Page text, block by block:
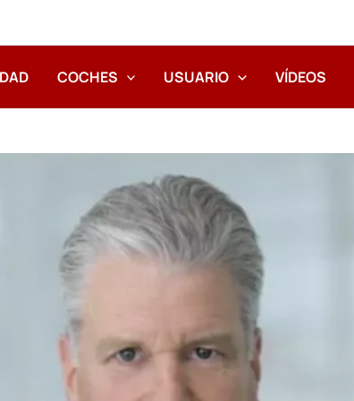
COCHES USUARIO VÍDEOS